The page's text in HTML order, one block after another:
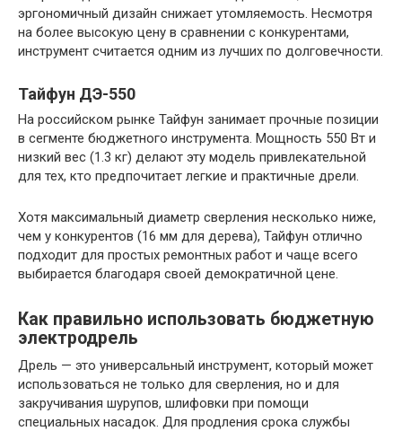
эргономичный дизайн снижает утомляемость. Несмотря
на более высокую цену в сравнении с конкурентами,
инструмент считается одним из лучших по долговечности.
Тайфун ДЭ-550
На российском рынке Тайфун занимает прочные позиции
в сегменте бюджетного инструмента. Мощность 550 Вт и
низкий вес (1.3 кг) делают эту модель привлекательной
для тех, кто предпочитает легкие и практичные дрели.
Хотя максимальный диаметр сверления несколько ниже,
чем у конкурентов (16 мм для дерева), Тайфун отлично
подходит для простых ремонтных работ и чаще всего
выбирается благодаря своей демократичной цене.
Как правильно использовать бюджетную
электродрель
Дрель — это универсальный инструмент, который может
использоваться не только для сверления, но и для
закручивания шурупов, шлифовки при помощи
специальных насадок. Для продления срока службы